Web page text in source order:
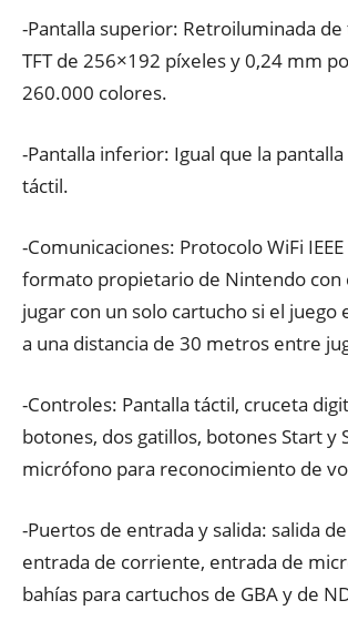
-Pantalla superior: Retroiluminada de
TFT de 256×192 píxeles y 0,24 mm
260.000 colores.
-Pantalla inferior: Igual que la
táctil.
-Comunicaciones: Protocolo WiFi
formato propietario de Nintendo con
jugar con un solo cartucho si el juego
a una distancia de 30 metros entre
-Controles: Pantalla táctil, cruceta
botones, dos gatillos, botones Start y
micrófono para reconocimiento de
-Puertos de entrada y salida: salida
entrada de corriente, entrada de
bahías para cartuchos de GBA y de